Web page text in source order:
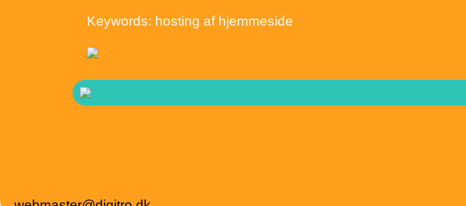
Keywords: hosting af hjemmeside